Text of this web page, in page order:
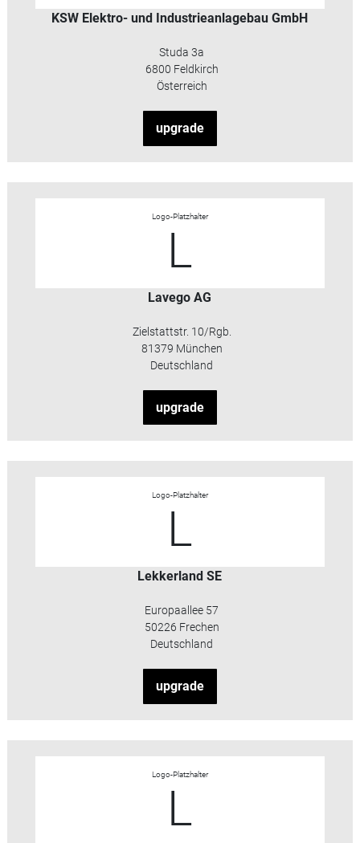
KSW Elektro- und Industrieanlagebau GmbH
Studa 3a
6800 Feldkirch
Österreich
upgrade
Logo-Platzhalter
L
Lavego AG
Zielstattstr. 10/Rgb.
81379 München
Deutschland
upgrade
Logo-Platzhalter
L
Lekkerland SE
Europaallee 57
50226 Frechen
Deutschland
upgrade
Logo-Platzhalter
L